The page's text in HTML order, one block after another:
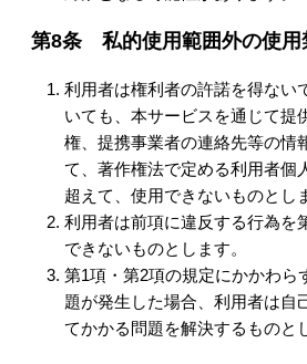
第8条 私的使用範囲外の使用
利用者は権利者の許諾を得ない
いても、本サービスを通じて提
権、提携事業者の連絡先等の情
て、著作権法で定める利用者個
超えて、使用できないものとし
利用者は前項に違反する行為を
できないものとします。
第1項・第2項の規定にかかわら
題が発生した場合、利用者は自
てかかる問題を解決するものと